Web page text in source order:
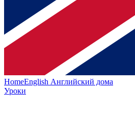
HomeEnglish Английский дома
Уроки